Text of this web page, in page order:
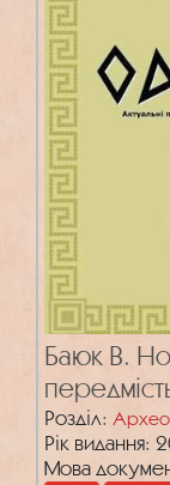
Баюк В.
Розділ:
Рік видання:
Мова